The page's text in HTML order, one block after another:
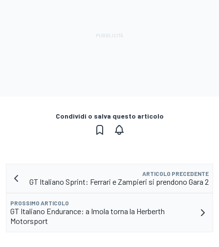
Condividi o salva questo articolo
ARTICOLO PRECEDENTE
GT Italiano Sprint: Ferrari e Zampieri si prendono Gara 2
PROSSIMO ARTICOLO
GT Italiano Endurance: a Imola torna la Herberth
Motorsport